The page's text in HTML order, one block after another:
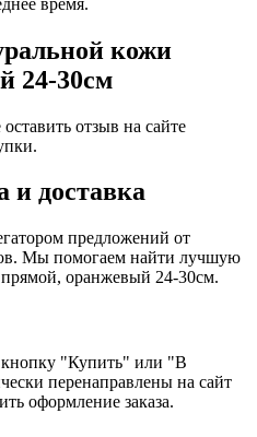
кожи
24-30см
отзыв на сайте
и доставка
предложений от
Мы помогаем найти лучшую
оранжевый 24-30см.
кнопку "Купить" или "В
перенаправлены на сайт
оформление заказа.